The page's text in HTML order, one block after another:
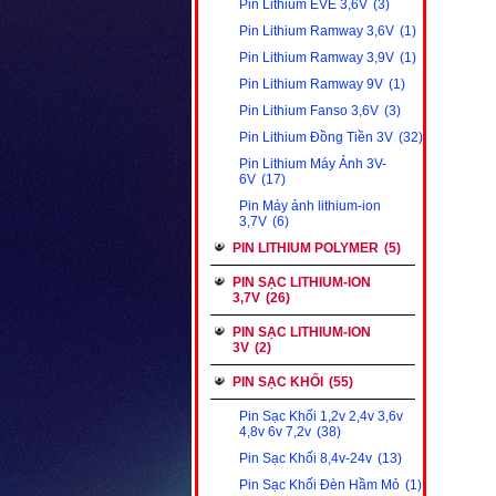
Pin Lithium EVE 3,6V (3)
Pin Lithium Ramway 3,6V (1)
Pin Lithium Ramway 3,9V (1)
Pin Lithium Ramway 9V (1)
Pin Lithium Fanso 3,6V (3)
Pin Lithium Đồng Tiền 3V (32)
Pin Lithium Máy Ảnh 3V-
6V (17)
Pin Máy ảnh lithium-ion
3,7V (6)
PIN LITHIUM POLYMER (5)
PIN SẠC LITHIUM-ION
3,7V (26)
PIN SẠC LITHIUM-ION
3V (2)
PIN SẠC KHỐI (55)
Pin Sạc Khối 1,2v 2,4v 3,6v
4,8v 6v 7,2v (38)
Pin Sạc Khối 8,4v-24v (13)
Pin Sạc Khối Đèn Hầm Mỏ (1)